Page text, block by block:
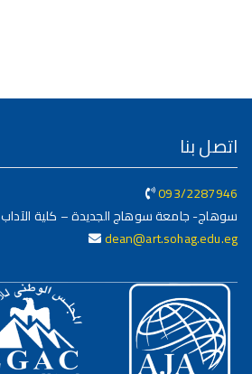
اتصل بنا
093/2287946
سوهاج- جامعة سوهاج الجديدة – كلية الآداب
dean@art.sohag.edu.eg